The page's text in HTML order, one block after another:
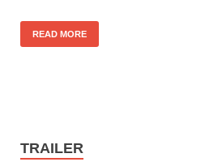
READ MORE
TRAILER